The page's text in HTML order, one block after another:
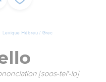
Lexique Hébreu / Grec
[soos-tel'-lo]